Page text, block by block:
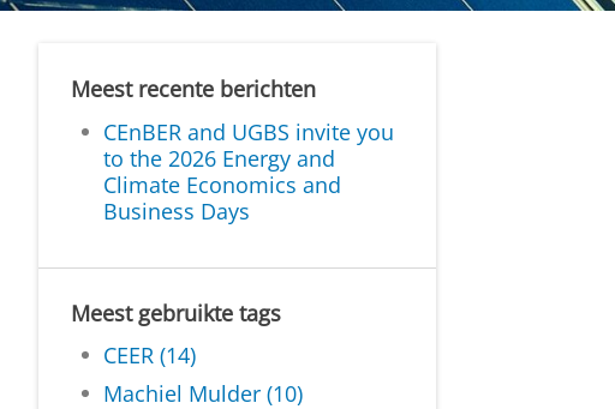
Meest recente berichten
CEnBER and UGBS invite you
to the 2026 Energy and
Climate Economics and
Business Days
Meest gebruikte tags
CEER (14)
Machiel Mulder (10)